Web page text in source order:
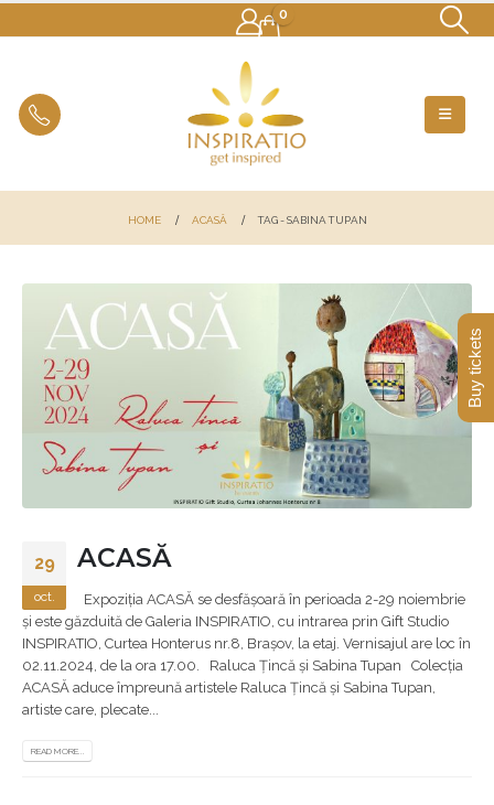
0
HOME ACASĂ TAG -SABINA TUPAN
29
oct.
ACASĂ
Expoziția ACASĂ se desfășoară în perioada 2-29 noiembrie
și este găzduită de Galeria INSPIRATIO, cu intrarea prin Gift Studio
INSPIRATIO, Curtea Honterus nr.8, Brașov, la etaj. Vernisajul are loc în
02.11.2024, de la ora 17.00. Raluca Țincă și Sabina Tupan Colecția
ACASĂ aduce împreună artistele Raluca Țincă și Sabina Tupan,
artiste care, plecate...
READ MORE...
Buy tickets